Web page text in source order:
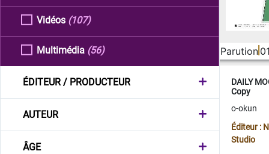
Vidéos (107)
Multimédia (56)
ÉDITEUR / PRODUCTEUR
AUTEUR
ÂGE
Parution
DAILY
Copy
o-okun
Éditeur :
Studio